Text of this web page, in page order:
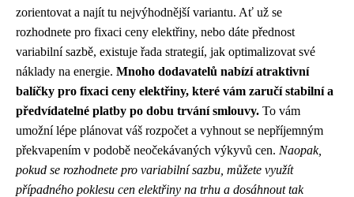
zorientovat a najít tu nejvýhodnější variantu. Ať už se
rozhodnete pro fixaci ceny elektřiny, nebo dáte přednost
variabilní sazbě, existuje řada strategií, jak optimalizovat své
náklady na energie. Mnoho dodavatelů nabízí atraktivní
balíčky pro fixaci ceny elektřiny, které vám zaručí stabilní a
předvídatelné platby po dobu trvání smlouvy. To vám
umožní lépe plánovat váš rozpočet a vyhnout se nepříjemným
překvapením v podobě neočekávaných výkyvů cen. Naopak,
pokud se rozhodnete pro variabilní sazbu, můžete využít
případného poklesu cen elektřiny na trhu a dosáhnout tak